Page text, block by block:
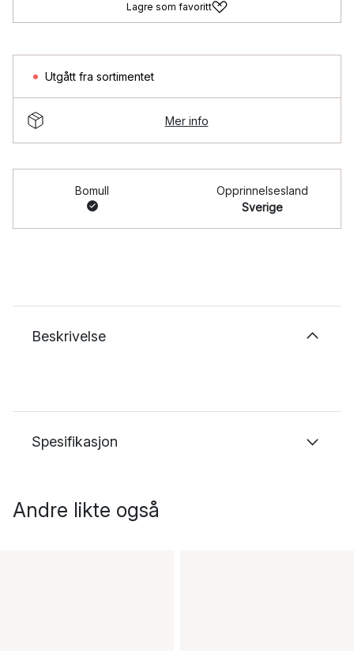
Lagre som favoritt
Utgått fra sortimentet
Mer info
Bomull
Opprinnelsesland
Sverige
Beskrivelse
Spesifikasjon
Andre likte også